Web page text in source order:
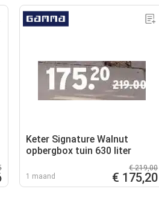
Keter Signature Walnut
opbergbox tuin 630 liter
1 maand
€ 219,00
€ 175,20